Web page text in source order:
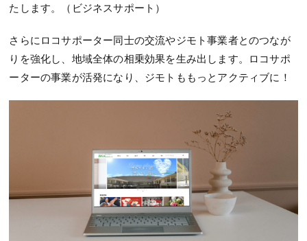
たします。（ビジネスサポート）
さらにロコサポーター同士の交流やジモト事業者とのつなが
りを強化し、地域全体の相乗効果を生み出します。ロコサポ
ーターの事業が活発になり、ジモトももっとアクティブに！